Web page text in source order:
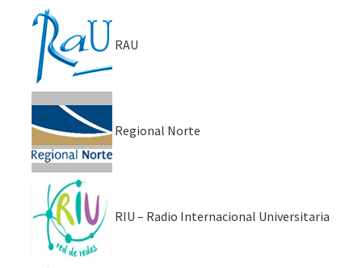
RAU
Regional Norte
RIU – Radio Internacional Universitaria